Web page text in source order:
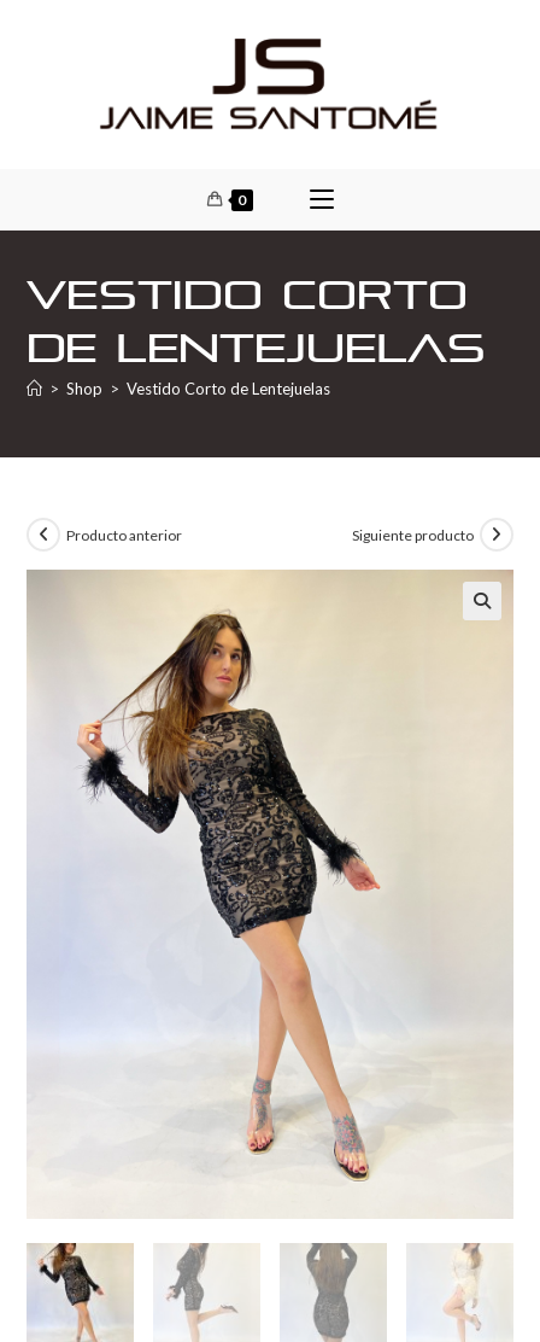
0
Vestido Corto
de Lentejuelas
> Shop > Vestido Corto de Lentejuelas
Producto anterior Siguiente producto